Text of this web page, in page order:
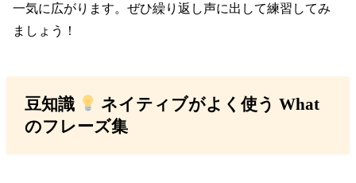
一気に広がります。ぜひ繰り返し声に出して練習してみ
ましょう！
豆知識
ネイティブがよく使う What
のフレーズ集